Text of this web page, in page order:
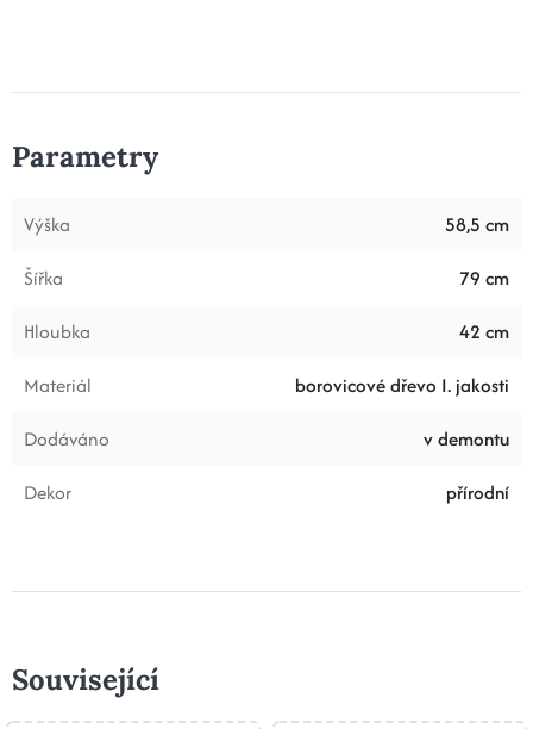
Parametry
Výška
58,5 cm
Šířka
79 cm
Hloubka
42 cm
Materiál
borovicové dřevo I. jakosti
Dodáváno
v demontu
Dekor
přírodní
Související